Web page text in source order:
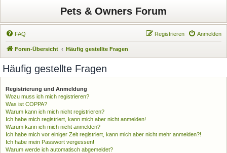
Pets & Owners Forum
FAQ Anmelden
Registrieren
Foren-Übersicht Häufig gestellte Fragen
Häufig gestellte Fragen
Registrierung und Anmeldung
Wozu muss ich mich registrieren?
Was ist COPPA?
Warum kann ich mich nicht registrieren?
Ich habe mich registriert, kann mich aber nicht anmelden!
Warum kann ich mich nicht anmelden?
Ich habe mich vor einiger Zeit registriert, kann mich aber nicht mehr anmelden?!
Ich habe mein Passwort vergessen!
Warum werde ich automatisch abgemeldet?